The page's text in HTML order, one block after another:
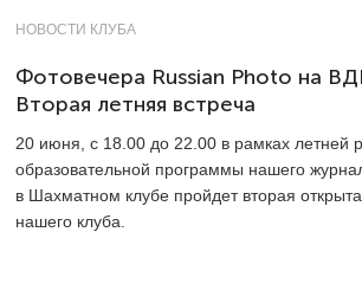
НОВОСТИ КЛУБА
Фотовечера Russian Photo на
Вторая летняя встреча
20 июня, с 18.00 до 22.00 в рамках летней
образовательной программы нашего
в Шахматном клубе пройдет вторая
нашего клуба.